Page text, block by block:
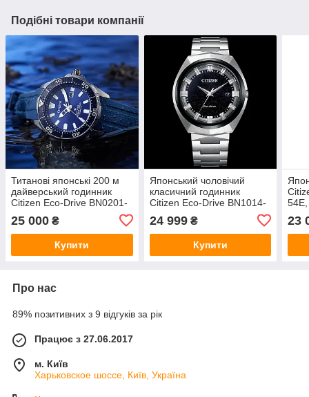
Подібні товари компанії
Титанові японські 200 м
дайверський годинник
Citizen Eco-Drive BN0201-
25 000 ₴
Купити
Японський чоловічий
класичний годинник
Citizen Eco-Drive BN1014-
55E на сонячній батареї,
сапфірове скло
24 999₴
Купити
23
Про нас
89% позитивних з 9 відгуків за рік
Працює з 27.06.2017
м. Київ
Харьковское шоссе, Київ, Україна